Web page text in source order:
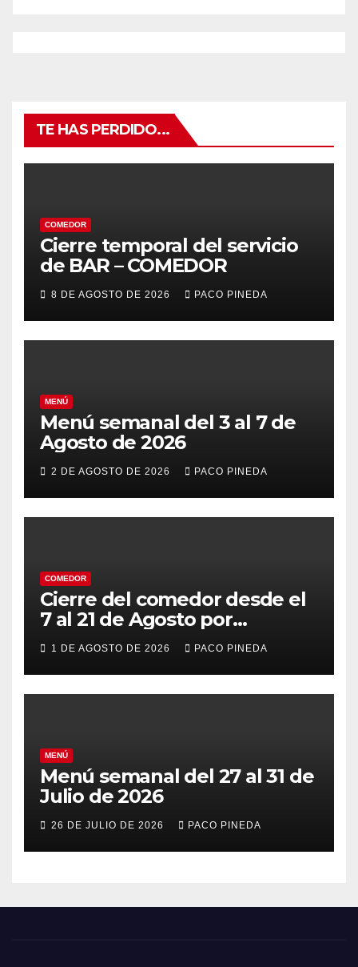
TE HAS PERDIDO...
COMEDOR
Cierre temporal del servicio
de BAR – COMEDOR
8 DE AGOSTO DE 2026 PACO PINEDA
MENÚ
Menú semanal del 3 al 7 de
Agosto de 2026
2 DE AGOSTO DE 2026 PACO PINEDA
COMEDOR
Cierre del comedor desde el
7 al 21 de Agosto por
vacaciones
1 DE AGOSTO DE 2026 PACO PINEDA
MENÚ
Menú semanal del 27 al 31 de
Julio de 2026
26 DE JULIO DE 2026 PACO PINEDA